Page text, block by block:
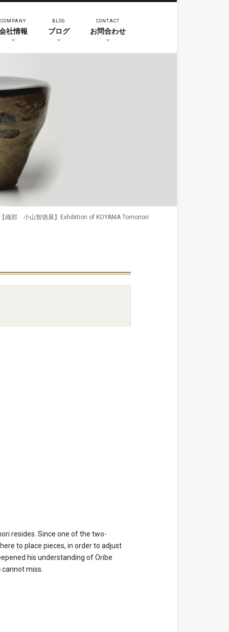
COMPANY
社情報
BLOG
ブログ
CONTACT
お問合わせ
【織部 小山智徳展】Exhibition of KOYAMA Tomonori
resides. Since one of the two-
to place pieces, in order to adjust
his understanding of Oribe
miss.